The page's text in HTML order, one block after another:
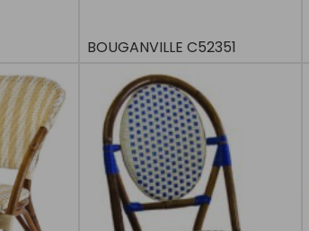
BOUGANVILLE C52351